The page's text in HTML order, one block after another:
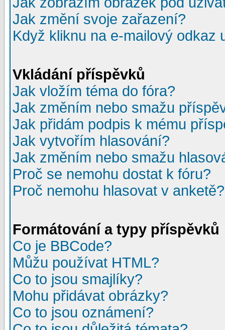
Jak změní svoje zařazení?
Když kliknu na e-mailový odkaz
Vkládání příspěvků
Jak vložím téma do fóra?
Jak změním nebo smažu
Jak přidám podpis k mému
Jak vytvořím hlasování?
Jak změním nebo smažu
Proč se nemohu dostat k fóru?
Proč nemohu hlasovat v anketě?
Formátování a typy příspěvků
Co je BBCode?
Můžu používat HTML?
Co to jsou smajlíky?
Mohu přidávat obrázky?
Co to jsou oznámení?